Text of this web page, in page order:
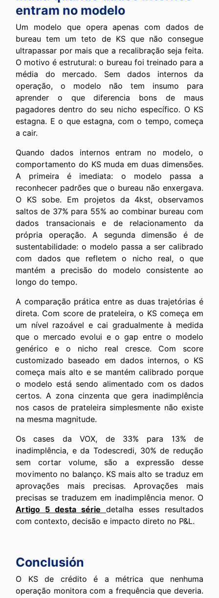
entram no modelo
Um modelo que opera apenas com dados de
bureau tem um teto de KS que não consegue
ultrapassar por mais que a recalibração seja feita.
O motivo é estrutural: o bureau foi treinado para a
média do mercado. Sem dados internos da
operação, o modelo não tem insumo para
aprender o que diferencia bons de maus
pagadores dentro do seu nicho específico. O KS
estagna. E o que estagna, com o tempo, começa
a cair.
Quando dados internos entram no modelo, o
comportamento do KS muda em duas dimensões.
A primeira é imediata: o modelo passa a
reconhecer padrões que o bureau não enxergava.
O KS sobe. Em projetos da 4kst, observamos
saltos de 37% para 55% ao combinar bureau com
dados transacionais e de relacionamento da
própria operação. A segunda dimensão é de
sustentabilidade: o modelo passa a ser calibrado
com dados que refletem o nicho real, o que
mantém a precisão do modelo consistente ao
longo do tempo.
A comparação prática entre as duas trajetórias é
direta. Com score de prateleira, o KS começa em
um nível razoável e cai gradualmente à medida
que o mercado evolui e o gap entre o modelo
genérico e o nicho real cresce. Com score
customizado baseado em dados internos, o KS
começa mais alto e se mantém calibrado porque
o modelo está sendo alimentado com os dados
certos. A zona cinzenta que gera inadimplência
nos casos de prateleira simplesmente não existe
na mesma magnitude.
Os cases da VOX, de 33% para 13% de
inadimplência, e da Todescredi, 30% de redução
sem cortar volume, são a expressão desse
movimento no balanço. KS mais alto se traduz em
aprovações mais precisas. Aprovações mais
precisas se traduzem em inadimplência menor. O
Artigo 5 desta série
detalha esses resultados
com contexto, decisão e impacto direto no P&L.
Conclusión
O KS de crédito é a métrica que nenhuma
operação monitora com a frequência que deveria.